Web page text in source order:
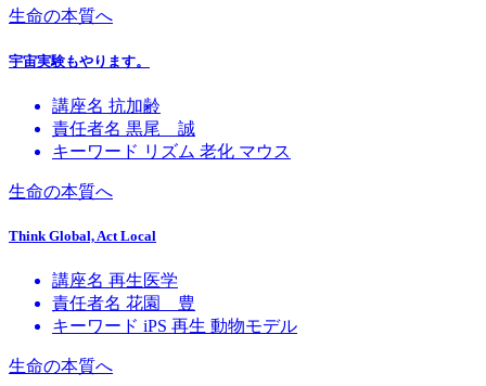
生命の本質へ
宇宙実験もやります。
講座名 抗加齢
責任者名 黒尾 誠
キーワード リズム 老化 マウス
生命の本質へ
Think Global, Act Local
講座名 再生医学
責任者名 花園 豊
キーワード iPS 再生 動物モデル
生命の本質へ